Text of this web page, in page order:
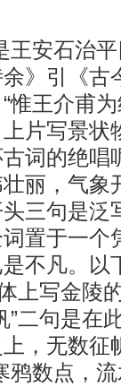
王安石治
》引《古
惟王介甫
片写景状
词的绝唱
，气象
三句是泛
置于一个
不凡。以
上写金陵
”二句是在
，无数征
鸦数点，